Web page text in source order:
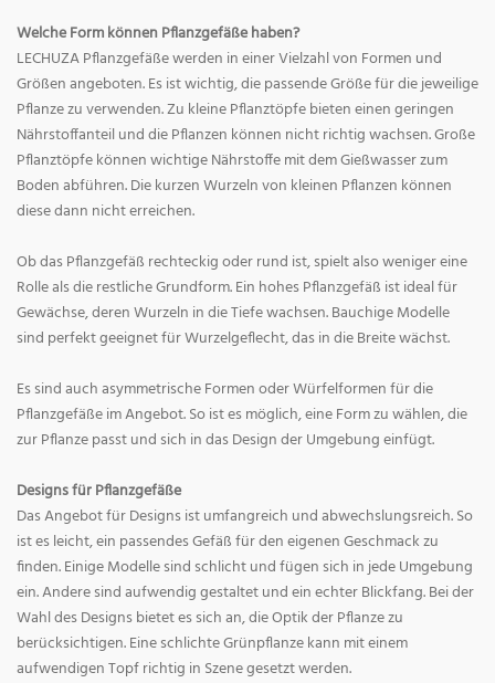
Welche Form können Pflanzgefäße haben?
LECHUZA Pflanzgefäße werden in einer Vielzahl von Formen und
Größen angeboten. Es ist wichtig, die passende Größe für die jeweilige
Pflanze zu verwenden. Zu kleine Pflanztöpfe bieten einen geringen
Nährstoffanteil und die Pflanzen können nicht richtig wachsen. Große
Pflanztöpfe können wichtige Nährstoffe mit dem Gießwasser zum
Boden abführen. Die kurzen Wurzeln von kleinen Pflanzen können
diese dann nicht erreichen.
Ob das Pflanzgefäß rechteckig oder rund ist, spielt also weniger eine
Rolle als die restliche Grundform. Ein hohes Pflanzgefäß ist ideal für
Gewächse, deren Wurzeln in die Tiefe wachsen. Bauchige Modelle
sind perfekt geeignet für Wurzelgeflecht, das in die Breite wächst.
Es sind auch asymmetrische Formen oder Würfelformen für die
Pflanzgefäße im Angebot. So ist es möglich, eine Form zu wählen, die
zur Pflanze passt und sich in das Design der Umgebung einfügt.
Designs für Pflanzgefäße
Das Angebot für Designs ist umfangreich und abwechslungsreich. So
ist es leicht, ein passendes Gefäß für den eigenen Geschmack zu
finden. Einige Modelle sind schlicht und fügen sich in jede Umgebung
ein. Andere sind aufwendig gestaltet und ein echter Blickfang. Bei der
Wahl des Designs bietet es sich an, die Optik der Pflanze zu
berücksichtigen. Eine schlichte Grünpflanze kann mit einem
aufwendigen Topf richtig in Szene gesetzt werden.